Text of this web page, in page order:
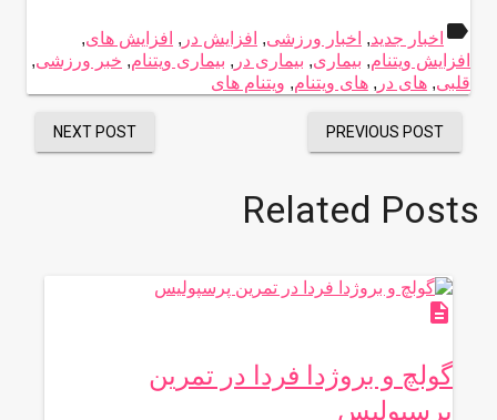
label اخبار جدید, اخبار ورزشی, افزایش در , افزایش های,
افزایش ویتنام, بیماری, بیماری در , بیماری ویتنام, خبر ورزشی,
قلبی, های در , های ویتنام, ویتنام های
PREVIOUS POST
NEXT POST
Related Posts
description
گولچ و بروژدا فردا در تمرین
پرسپولیس